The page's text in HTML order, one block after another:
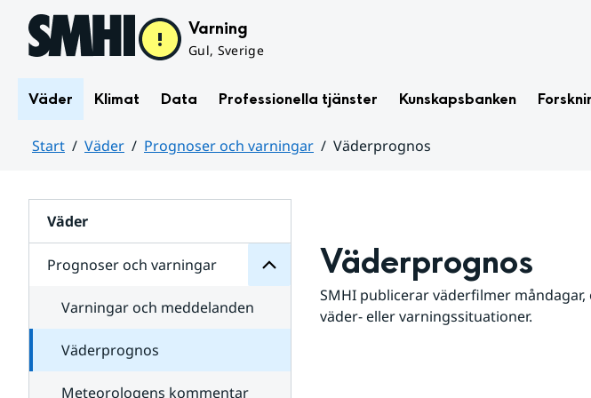
Hoppa till sidans innehåll Varning
Gul, Sverige
Väder Klimat Data Professionella tjänster Kunskapsbanken
Start Väder Prognoser och varningar
Väderprognos
Väder
Prognoser och varningar
för
varningar
Varningar och meddelanden
Väderprognos
Meteorologens kommentar
Väderprognos
SMHI publicerar väderfilmer
väder- eller varningssituationer.